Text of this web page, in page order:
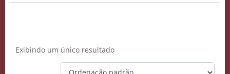
Exibindo um único resultado